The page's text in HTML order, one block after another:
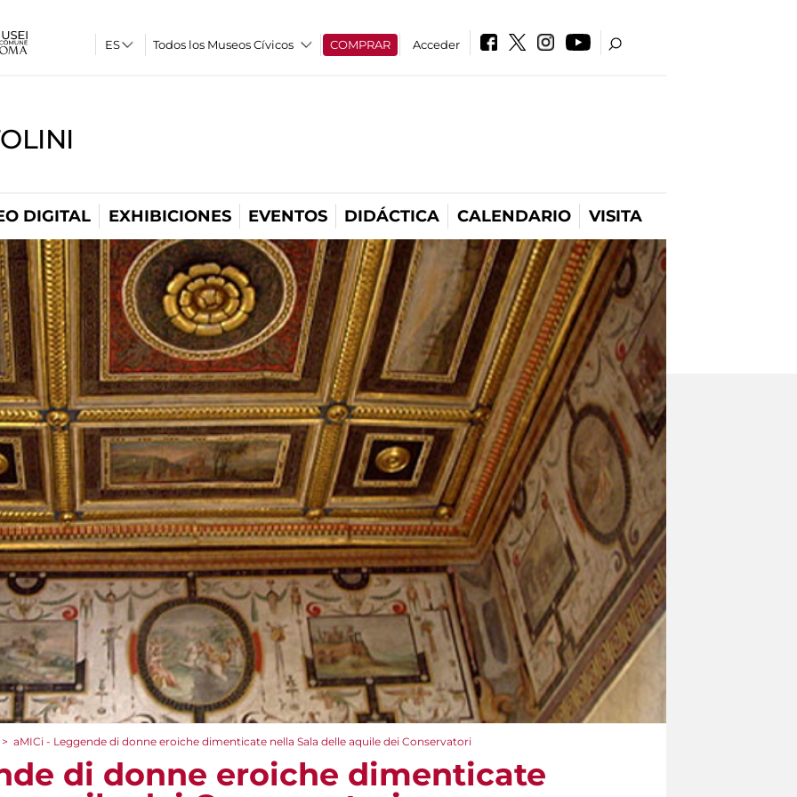
Todos los Museos Cívicos COMPRAR Acceder
DIGITAL EXHIBICIONES EVENTOS DIDÁCTICA CALENDARIO VISITA
> aMICi - Leggende di donne eroiche dimenticate nella Sala delle aquile dei Conservatori
di donne eroiche dimenticate